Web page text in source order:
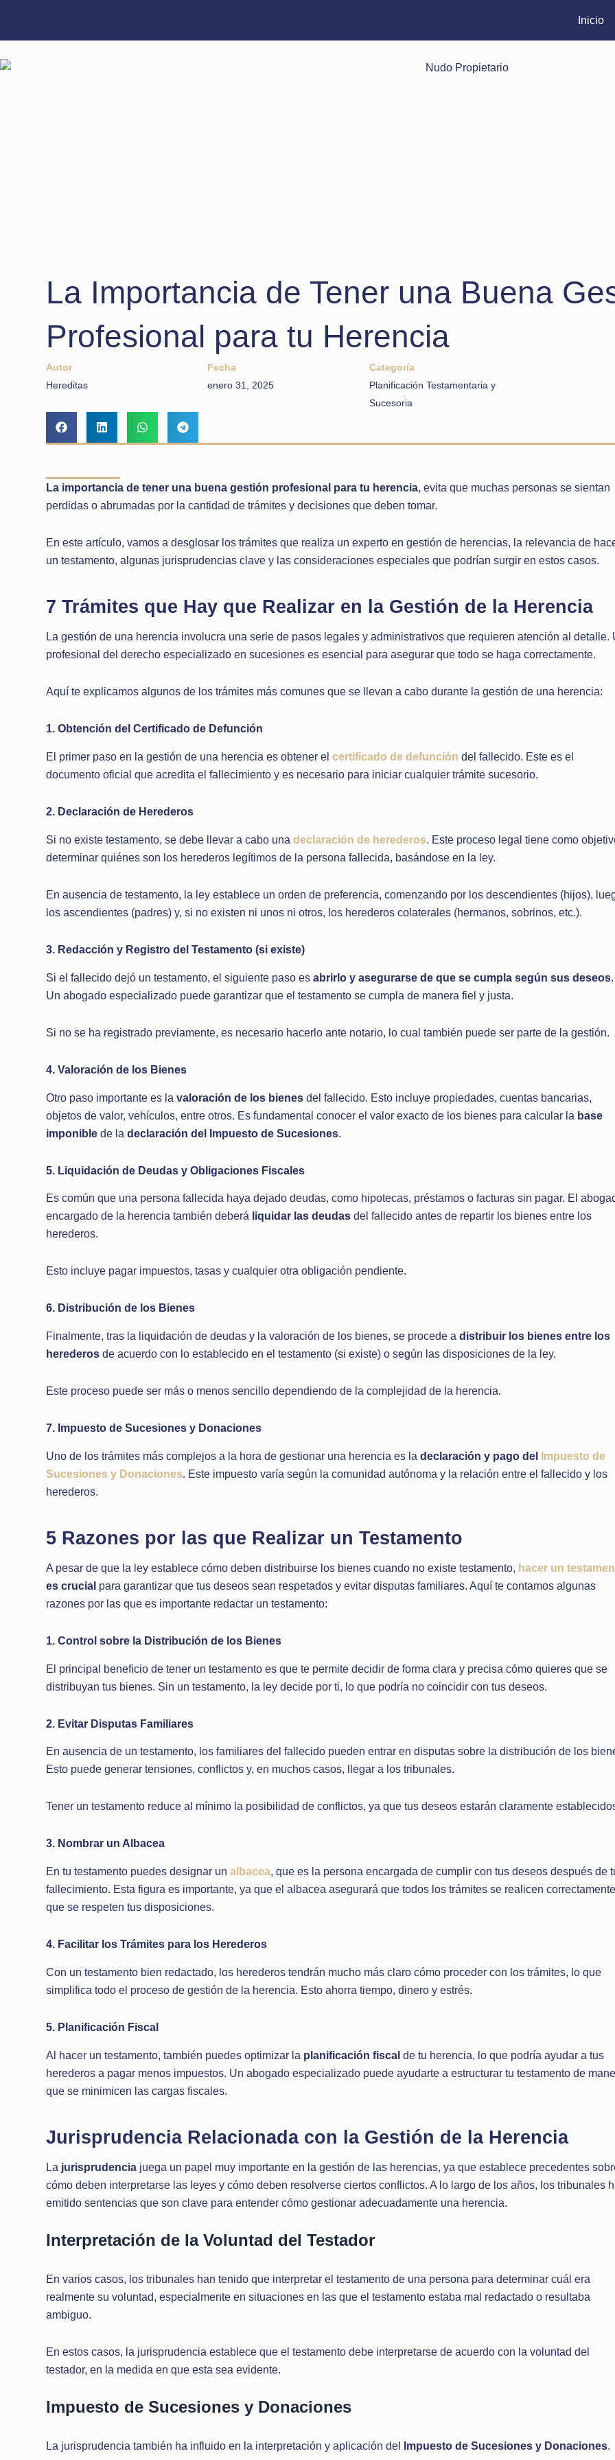
contenido
Inicio
La Importancia de Tener una Buena
Profesional para tu Herencia
Autor
Hereditas
Fecha
enero 31, 2025
Categoría
Planificación Testamentaria y
Sucesoria
La importancia de tener una buena gestión profesional para tu herencia, evita que muchas personas se sientan
perdidas o abrumadas por la cantidad de trámites y decisiones que deben tomar.
En este artículo, vamos a desglosar los trámites que realiza un experto en gestión de herencias, la relevancia de
un testamento, algunas jurisprudencias clave y las consideraciones especiales que podrían surgir en estos casos.
7 Trámites que Hay que Realizar en la Gestión de la Herencia
La gestión de una herencia involucra una serie de pasos legales y administrativos que requieren atención al detalle.
profesional del derecho especializado en sucesiones es esencial para asegurar que todo se haga correctamente.
Aquí te explicamos algunos de los trámites más comunes que se llevan a cabo durante la gestión de una herencia:
1. Obtención del Certificado de Defunción
El primer paso en la gestión de una herencia es obtener elcertificado de defunción del fallecido. Este es el
documento oficial que acredita el fallecimiento y es necesario para iniciar cualquier trámite sucesorio.
2. Declaración de Herederos
Si no existe testamento, se debe llevar a cabo unadeclaración de herederos. Este proceso legal tiene como
determinar quiénes son los herederos legítimos de la persona fallecida, basándose en la ley.
En ausencia de testamento, la ley establece un orden de preferencia, comenzando por los descendientes (hijos),
los ascendientes (padres) y, si no existen ni unos ni otros, los herederos colaterales (hermanos, sobrinos, etc.).
3. Redacción y Registro del Testamento (si existe)
Si el fallecido dejó un testamento, el siguiente paso esabrirlo y asegurarse de que se cumpla según sus deseos.
Un abogado especializado puede garantizar que el testamento se cumpla de manera fiel y justa.
Si no se ha registrado previamente, es necesario hacerlo ante notario, lo cual también puede ser parte de la gestión.
4. Valoración de los Bienes
Otro paso importante es lavaloración de los bienes del fallecido. Esto incluye propiedades, cuentas bancarias,
objetos de valor, vehículos, entre otros. Es fundamental conocer el valor exacto de los bienes para calcular la base
imponible de ladeclaración del Impuesto de Sucesiones.
5. Liquidación de Deudas y Obligaciones Fiscales
Es común que una persona fallecida haya dejado deudas, como hipotecas, préstamos o facturas sin pagar. El
encargado de la herencia también deberá liquidar las deudas del fallecido antes de repartir los bienes entre los
herederos.
Esto incluye pagar impuestos, tasas y cualquier otra obligación pendiente.
6. Distribución de los Bienes
Finalmente, tras la liquidación de deudas y la valoración de los bienes, se procede adistribuir los bienes entre los
herederos de acuerdo con lo establecido en el testamento (si existe) o según las disposiciones de la ley.
Este proceso puede ser más o menos sencillo dependiendo de la complejidad de la herencia.
7. Impuesto de Sucesiones y Donaciones
Uno de los trámites más complejos a la hora de gestionar una herencia es ladeclaración y pago del
Impuesto de
Sucesiones y Donaciones. Este impuesto varía según la comunidad autónoma y la relación entre el fallecido y los
herederos.
5 Razones por las que Realizar un Testamento
A pesar de que la ley establece cómo deben distribuirse los bienes cuando no existe testamento, hacer un
es crucial para garantizar que tus deseos sean respetados y evitar disputas familiares. Aquí te contamos algunas
razones por las que es importante redactar un testamento:
1. Control sobre la Distribución de los Bienes
El principal beneficio de tener un testamento es que te permite decidir de forma clara y precisa cómo quieres que se
distribuyan tus bienes. Sin un testamento, la ley decide por ti, lo que podría no coincidir con tus deseos.
2. Evitar Disputas Familiares
En ausencia de un testamento, los familiares del fallecido pueden entrar en disputas sobre la distribución de los
Esto puede generar tensiones, conflictos y, en muchos casos, llegar a los tribunales.
Tener un testamento reduce al mínimo la posibilidad de conflictos, ya que tus deseos estarán claramente
3. Nombrar un Albacea
En tu testamento puedes designar unalbacea, que es la persona encargada de cumplir con tus deseos después de
fallecimiento. Esta figura es importante, ya que el albacea asegurará que todos los trámites se realicen
que se respeten tus disposiciones.
4. Facilitar los Trámites para los Herederos
Con un testamento bien redactado, los herederos tendrán mucho más claro cómo proceder con los trámites, lo que
simplifica todo el proceso de gestión de la herencia. Esto ahorra tiempo, dinero y estrés.
5. Planificación Fiscal
Al hacer un testamento, también puedes optimizar la planificación fiscal de tu herencia, lo que podría ayudar a tus
herederos a pagar menos impuestos. Un abogado especializado puede ayudarte a estructurar tu testamento de
que se minimicen las cargas fiscales.
Jurisprudencia Relacionada con la Gestión de la Herencia
La jurisprudencia juega un papel muy importante en la gestión de las herencias, ya que establece precedentes
cómo deben interpretarse las leyes y cómo deben resolverse ciertos conflictos. A lo largo de los años, los tribunales
emitido sentencias que son clave para entender cómo gestionar adecuadamente una herencia.
Interpretación de la Voluntad del Testador
En varios casos, los tribunales han tenido que interpretar el testamento de una persona para determinar cuál era
realmente su voluntad, especialmente en situaciones en las que el testamento estaba mal redactado o resultaba
ambiguo.
En estos casos, la jurisprudencia establece que el testamento debe interpretarse de acuerdo con la voluntad del
testador, en la medida en que esta sea evidente.
Impuesto de Sucesiones y Donaciones
La jurisprudencia también ha influido en la interpretación y aplicación del Impuesto de Sucesiones y Donaciones.